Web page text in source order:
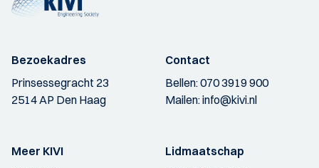
Bezoekadres
Prinsessegracht 23
2514 AP Den Haag
Contact
Bellen:070 3919 900
Mailen:info@kivi.nl
Meer KIVI
Lidmaatschap